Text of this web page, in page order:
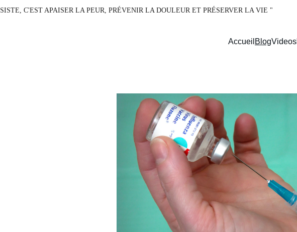
SISTE, C'EST APAISER LA PEUR, PRÉVENIR LA DOULEUR ET PRÉSERVER LA VIE "
Accueil BlogVideos